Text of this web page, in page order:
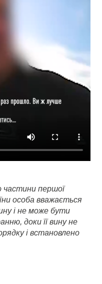
частини першої
особа вважається
і не може бути
доки її вину не
і встановлено